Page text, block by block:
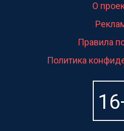
О
Правила
Политика